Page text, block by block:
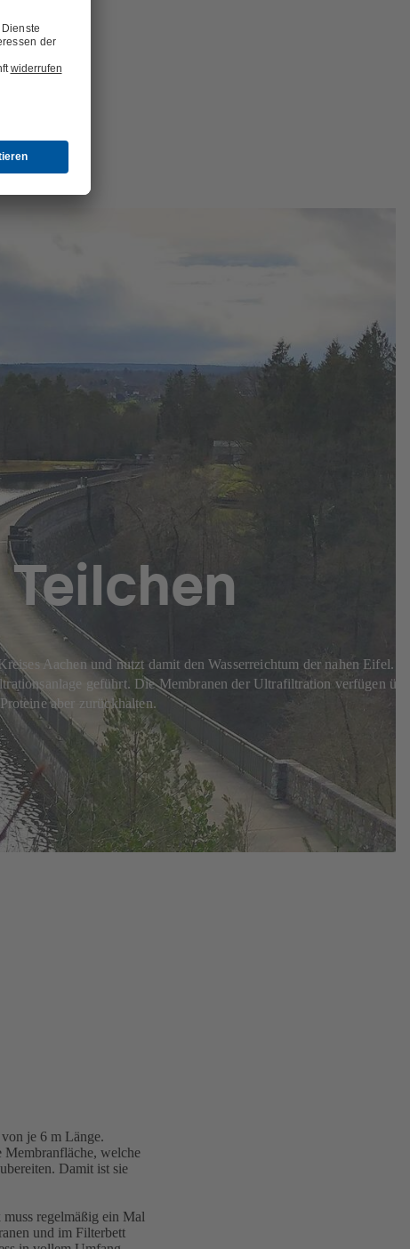
Aachen und nutzt damit den Wasserreichtum der nahen Eifel. In
geführt. Die Membranen der Ultrafiltration verfügen
aber zurückhalten.
je 6 m Länge.
Membranfläche, welche
Damit ist sie
regelmäßig ein Mal
und im Filterbett